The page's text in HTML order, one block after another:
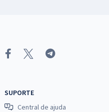
SUPORTE
Central de ajuda